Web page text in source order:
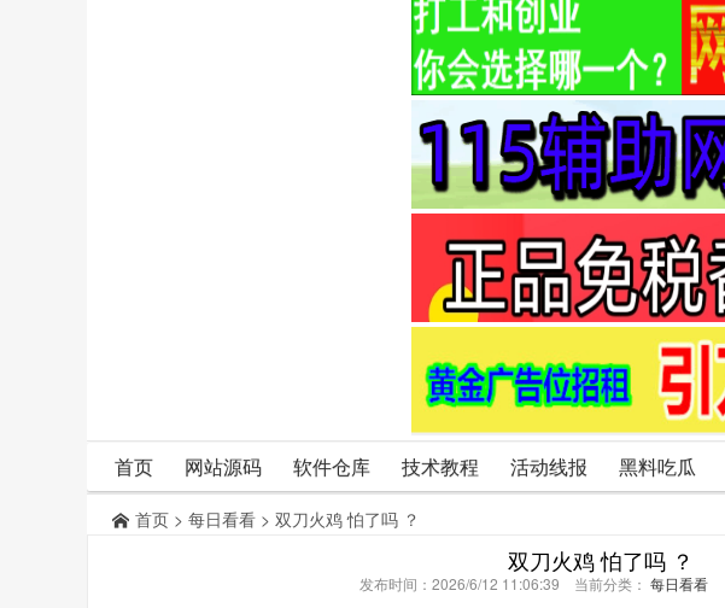
首页 网站源码 软件仓库 技术教程 活动线报 黑料吃瓜
首页 > 每日看看 > 双刀火鸡 怕了吗 ？
双刀火鸡 怕了吗 ？
发布时间：2026/6/12 11:06:39 当前分类： 每日看看